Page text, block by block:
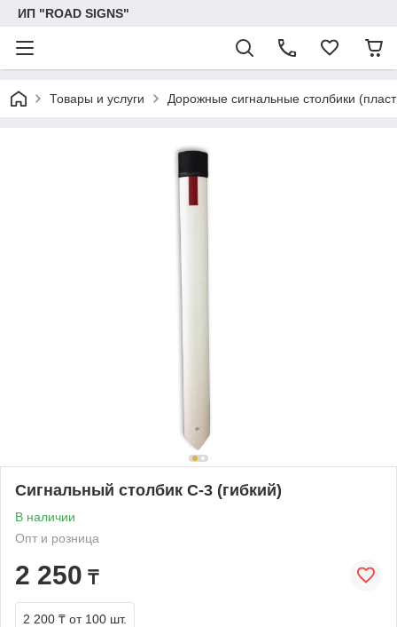
ИП "ROAD SIGNS"
Товары и услуги Дорожные сигнальные столбики
Сигнальный столбик С-3 (гибкий)
В наличии
Опт и розница
2 250 ₸
2 200 ₸ от 100 шт.